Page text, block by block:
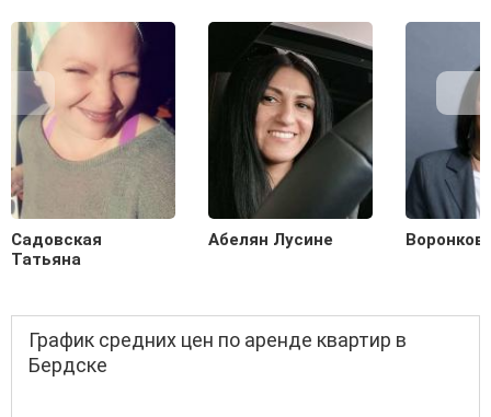
Садовская
Татьяна
Абелян Лусине
График средних цен по аренде квартир в
Бердске